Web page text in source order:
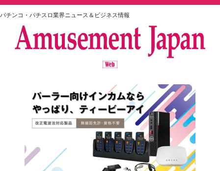
パチンコ・パチスロ業界ニュース＆ビジネス情報